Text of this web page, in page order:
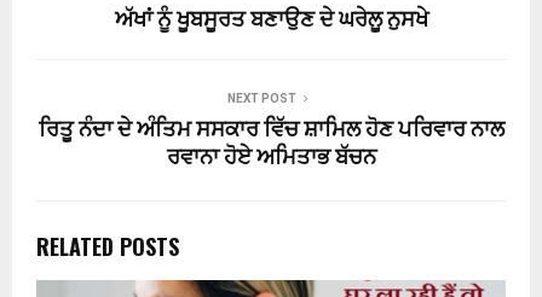
ਅੱਖਾਂ ਨੂੰ ਖੂਬਸੂਰਤ ਬਣਾਉਣ ਦੇ ਘਰੇਲੂ ਨੁਸਖੇ
NEXT POST
ਰਿਤੂ ਨੰਦਾ ਦੇ ਅੰਤਿਮ ਸਸਕਾਰ ਵਿੱਚ ਸ਼ਾਮਿਲ ਹੋਣ ਪਰਿਵਾਰ ਨਾਲ
ਰਵਾਨਾ ਹੋਏ ਅਮਿਤਾਭ ਬੱਚਨ
RELATED POSTS